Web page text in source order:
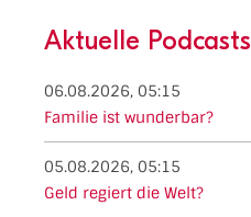
Aktuelle Podcasts
06.08.2026, 05:15
Familie ist wunderbar?
05.08.2026, 05:15
Geld regiert die Welt?